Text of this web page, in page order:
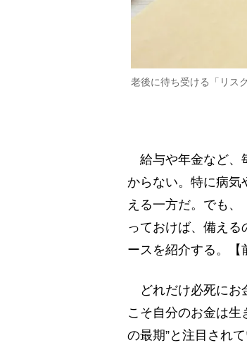
老後に待ち受ける「リス
給与や年金など、
からない。特に病気
える一方だ。でも
っておけば、備える
ースを紹介する。【
どれだけ必死にお
こそ自分のお金は生
の最期”と注目され